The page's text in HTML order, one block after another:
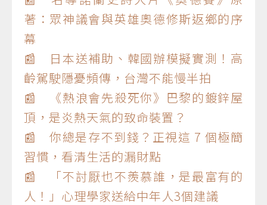
著：眾神議會與英雄奧德修斯返鄉的序
幕
📰 日本送補助、韓國辦模擬實測！高
齡駕駛隱憂頻傳，台灣不能慢半拍
📰 《熱浪會先殺死你》巴黎的鍍鋅屋
頂，是炎熱天氣的致命裝置？
📰 你總是存不到錢？正視這 7 個極簡
習慣，看清生活的漏財點
📰 「不討厭也不羨慕誰，是最富有的
人！」心理學家送給中年人3個建議